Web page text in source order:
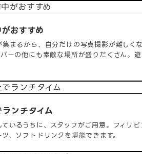
おすすめ
まるから、自分だけの写真撮影が難しく
ーの他にも素敵な場所が盛りだくさん。
ンチタイム
いるうちに、スタッフがご用意。フィリ
、ソフトドリンクを堪能できます。